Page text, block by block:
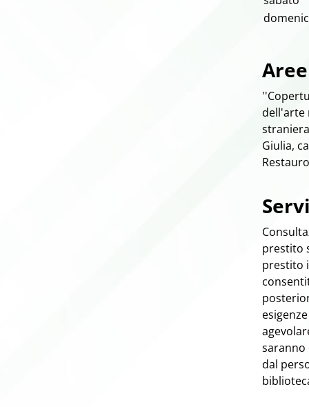
dell'arte
Giulia,
prestito
prestito
dal